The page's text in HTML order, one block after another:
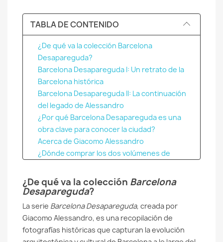
TABLA DE CONTENIDO
¿De qué va la colección Barcelona
Desapareguda?
Barcelona Desapareguda I: Un retrato de la
Barcelona histórica
Barcelona Desapareguda II: La continuación
del legado de Alessandro
¿Por qué Barcelona Desapareguda es una
obra clave para conocer la ciudad?
Acerca de Giacomo Alessandro
¿Dónde comprar los dos volúmenes de
Alessandro?
¿De qué va la colección Barcelona
Desapareguda?
La serie Barcelona Desapareguda, creada por
Giacomo Alessandro, es una recopilación de
fotografías históricas que capturan la evolución